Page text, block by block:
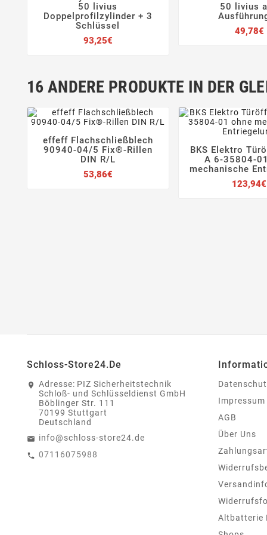
 
50 livius
Doppelprofilzylinder + 3
Schlüssel
93,25€Preis

50 livius
49,78€
16 ANDERE PRODUKTE IN DER
   
effeff Flachschließblech
90940-04/5 Fix®-Rillen
DIN R/L
53,86€Preis
 
BKS Elektro
A 6-35804-
mechanische
123,94€
Schloss-Store24.de
Adresse: PIZ Sicherheitstechnik
Schloß- und Schlüsseldienst GmbH
Böblinger Str. 111
70199 Stuttgart
Deutschland
info@schloss-store24.de
07116075988
Impressum
AGB
Über Uns
Altbatterie